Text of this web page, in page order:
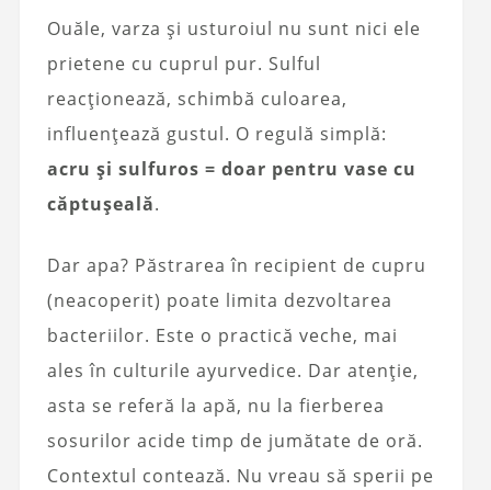
Ouăle, varza și usturoiul nu sunt nici ele
prietene cu cuprul pur. Sulful
reacționează, schimbă culoarea,
influențează gustul. O regulă simplă:
acru și sulfuros = doar pentru vase cu
căptușeală.
Dar apa? Păstrarea în recipient de cupru
(neacoperit) poate limita dezvoltarea
bacteriilor. Este o practică veche, mai
ales în culturile ayurvedice. Dar atenție,
asta se referă la apă, nu la fierberea
sosurilor acide timp de jumătate de oră.
Contextul contează. Nu vreau să sperii pe